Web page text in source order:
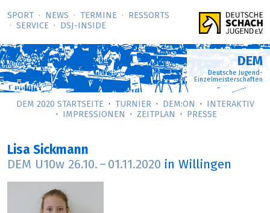
SPORT NEWS TERMINE
RESSORTS
SERVICE
DSJ-­INSIDE
DEM
Deutsche Jugend-
Einzelmeisterschaften
DEM 2020 STARTSEITE TURNIER DEM:ON
INTERAKTIV
IMPRESSIONEN
ZEITPLAN PRESSE
Lisa Sickmann
DEM U10w 26.10. – 01.11.2020 in Willingen